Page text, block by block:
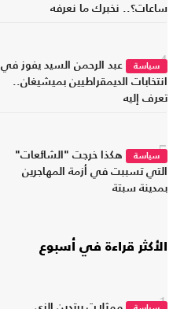
ساعات؟.. نخبرك ما نعرفه
4سياسة
عبد الرحمن السيد يفوز في
انتخابات الديمقراطيين بميشيغان..
تعرف إليه
5سياسة
هكذا خرجت "الشائعات"
التي تسببت في أزمة المهاجرين
بمدينة سبتة
الأكثر قراءة في أسبوع
1